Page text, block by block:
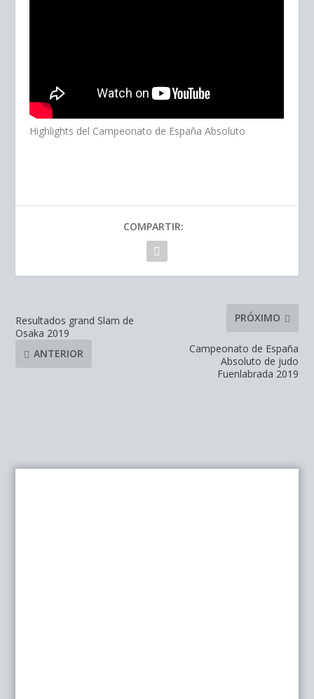
Highlights del Campeonato de España Absoluto
COMPARTIR:
Resultados grand Slam de
Osaka 2019
ANTERIOR
PRÓXIMO
Campeonato de España
Absoluto de judo
Fuenlabrada 2019